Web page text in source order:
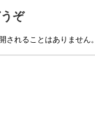
ぞ
されることはありません。